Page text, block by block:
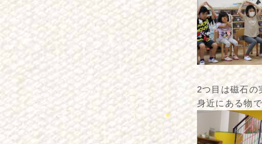
2つ目は磁石の
身近にある物